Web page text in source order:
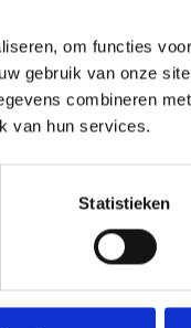
om functies
gebruik van onze
combineren
van hun services.
Statistieken